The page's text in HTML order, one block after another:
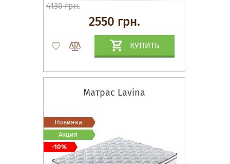
4130 грн.
2550 грн.
КУПИТЬ
Матрас Lavina
Новинка
Акция
-10%